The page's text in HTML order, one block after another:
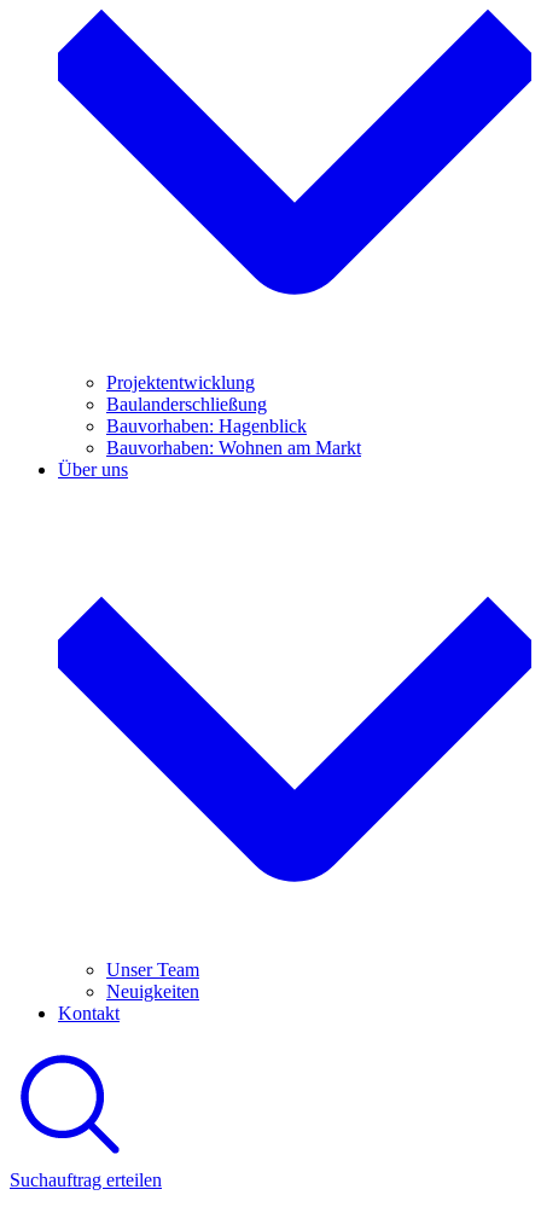
Projektentwicklung
Baulanderschließung
Bauvorhaben: Hagenblick
Bauvorhaben: Wohnen am Markt
Über uns
Unser Team
Neuigkeiten
Kontakt
Suchauftrag erteilen